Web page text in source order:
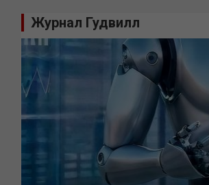
Журнал Гудвилл